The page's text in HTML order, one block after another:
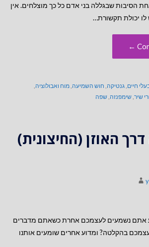
הסיבות שבגללה בני אדם כל כך מוצלחים. אין
יכולת תקשורת…
חיים גנטיקה חוש השמיעה מוח ואבולוציה
שיר, שימפנזה שפה
האוזן (החיצונית)
אתם נשמעים לעצמכם אחרת כשאתם מדברים
בהקלטה? ומדוע אחרים שומעים אותנו